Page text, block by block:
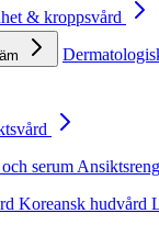
& kroppsvård
serum
Koreansk hudvård